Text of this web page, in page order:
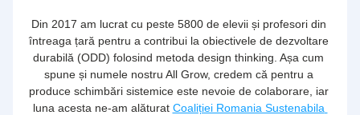
Din 2017 am lucrat cu peste 5800 de elevii și profesori din
întreaga țară pentru a contribui la obiectivele de dezvoltare
durabilă (ODD) folosind metoda design thinking. Așa cum
spune și numele nostru All Grow, credem că pentru a
produce schimbări sistemice este nevoie de colaborare, iar
luna acesta ne-am alăturat Coaliției Romania Sustenabila